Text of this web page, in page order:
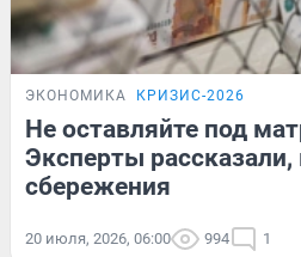
ЭКОНОМИКА КРИЗИС-2026
Не оставляйте под
Эксперты рассказали,
сбережения
20 июля, 2026, 06:00 994 1